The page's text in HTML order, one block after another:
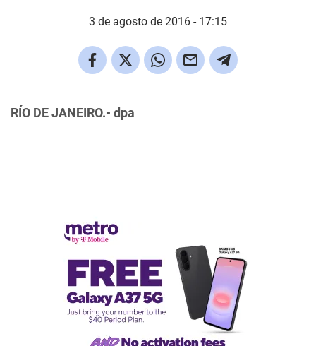
3 de agosto de 2016 - 17:15
RÍO DE JANEIRO.- dpa